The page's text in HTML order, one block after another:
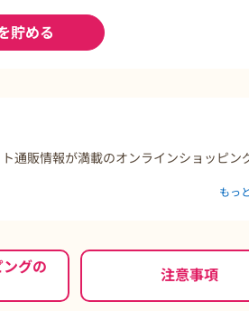
貯める
通販情報が満載のオンラインショッピン
もっ
グの
注意事項